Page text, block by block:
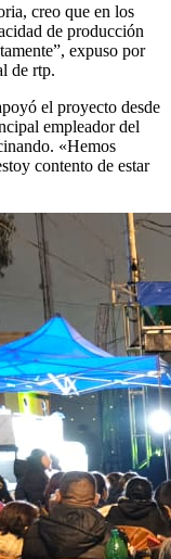
creo que en los
de producción
expuso por
de rtp.
el proyecto desde
empleador del
«Hemos
contento de estar